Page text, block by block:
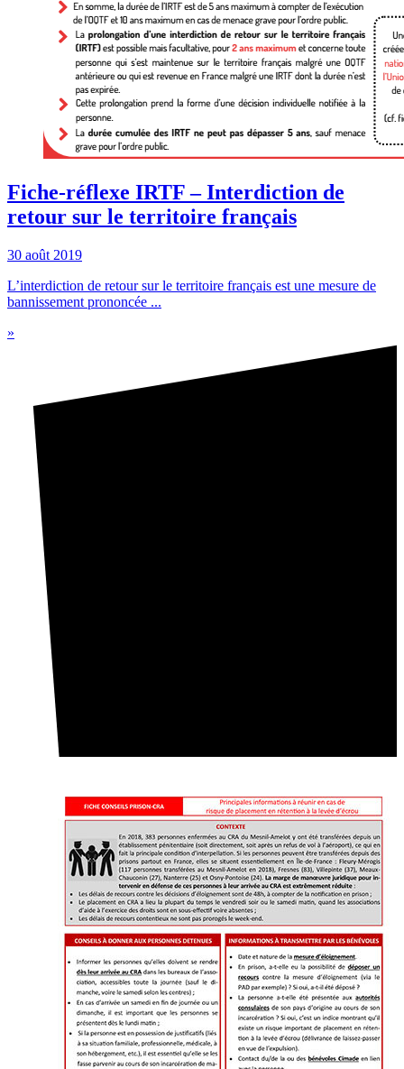
Fiche-réflexe IRTF – Interdiction de
retour sur le territoire français
30 août 2019
L’interdiction de retour sur le territoire français est une mesure de
bannissement prononcée ...
»